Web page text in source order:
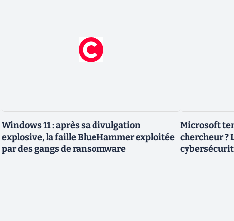
Windows 11 : après sa divulgation
explosive, la faille BlueHammer exploitée
par des gangs de ransomware
Microsoft
chercheur ?